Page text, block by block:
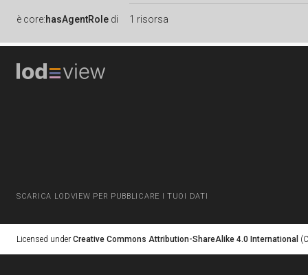
è core:hasAgentRole di 1 risorsa
SCARICA LODVIEW PER PUBBLICARE I TUOI DATI
Licensed under Creative Commons Attribution-ShareAlike 4.0 International